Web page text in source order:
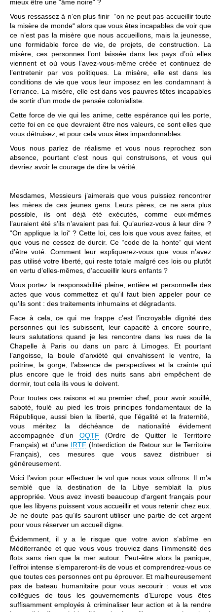
mieux être une “âme noire“ ?
Vous ressassez à n’en plus finir “on ne peut pas accueillir toute
la misère de monde“ alors que vous êtes incapables de voir que
ce n’est pas la misère que nous accueillons, mais la jeunesse,
une formidable force de vie, de projets, de construction. La
misère, ces personnes l’ont laissée dans les pays d’où elles
viennent et où vous l’avez-vous-même créée et continuez de
l’entretenir par vos politiques. La misère, elle est dans les
conditions de vie que vous leur imposez en les condamnant à
l’errance. La misère, elle est dans vos pauvres têtes incapables
de sortir d’un mode de pensée colonialiste.
Cette force de vie qui les anime, cette espérance qui les porte,
cette foi en ce que devraient être nos valeurs, ce sont elles que
vous détruisez, et pour cela vous êtes impardonnables.
Vous nous parlez de réalisme et vous nous reprochez son
absence, pourtant c’est nous qui construisons, et vous qui
devriez avoir le courage de dire la vérité.
Mesdames, Messieurs j’aimerais que vous puissiez rencontrer
les mères de ces jeunes gens. Leurs pères, ce ne sera plus
possible, ils ont déjà été exécutés, comme eux-mêmes
l’auraient été s’ils n’avaient pas fui. Qu’auriez-vous à leur dire ?
“On applique la loi“ ? Cette loi, ces lois que vous avez faites, et
que vous ne cessez de durcir. Ce “code de la honte“ qui vient
d’être voté. Comment leur expliquerez-vous que vous n’avez
pas utilisé votre liberté, qui reste totale malgré ces lois ou plutôt
en vertu d’elles-mêmes, d’accueillir leurs enfants ?
Vous portez la responsabilité pleine, entière et personnelle des
actes que vous commettez et qu’il faut bien appeler pour ce
qu’ils sont : des traitements inhumains et dégradants.
Face à cela, ce qui me frappe c’est l’incroyable dignité des
personnes qui les subissent, leur capacité à encore sourire,
leurs salutations quand je les rencontre dans les rues de la
Chapelle à Paris ou dans un parc à Limoges. Et pourtant
l’angoisse, la boule d’anxiété qui envahissent le ventre, la
poitrine, la gorge, l’absence de perspectives et la crainte qui
plus encore que le froid des nuits sans abri empêchent de
dormir, tout cela ils vous le doivent.
Pour toutes ces raisons et au premier chef, pour avoir souillé,
saboté, foulé au pied les trois principes fondamentaux de la
République, aussi bien la liberté, que l’égalité et la fraternité,
vous méritez la déchéance de nationalité évidement
accompagnée d’un OQTF (Ordre de Quitter le Territoire
Français) et d’une IRTF (Interdiction de Retour sur le Territoire
Français), ces mesures que vous savez distribuer si
généreusement.
Voici l’avion pour effectuer le vol que nous vous offrons. Il m’a
semblé que la destination de la Libye semblait la plus
appropriée. Vous avez investi beaucoup d’argent français pour
que les libyens puissent vous accueillir et vous retenir chez eux.
Je ne doute pas qu’ils sauront utiliser une partie de cet argent
pour vous réserver un accueil digne.
Évidemment, il y a le risque que votre avion s’abîme en
Méditerranée et que vous vous trouviez dans l’immensité des
flots sans rien que la mer autour. Peut-être alors la panique,
l’effroi intense s’empareront-ils de vous et comprendrez-vous ce
que toutes ces personnes ont pu éprouver. Et malheureusement
pas de bateau humanitaire pour vous secourir : vous et vos
collègues de tous les gouvernements d’Europe vous êtes
suffisamment employés à criminaliser leur action et à la rendre